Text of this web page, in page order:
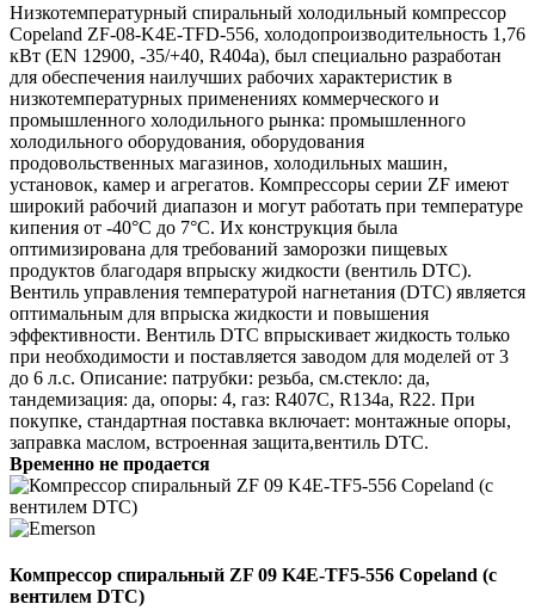
Низкотемпературный спиральный холодильный компрессор
Copeland ZF-08-K4E-TFD-556, холодопроизводительность 1,76
кВт (EN 12900, -35/+40, R404a), был специально разработан
для обеспечения наилучших рабочих характеристик в
низкотемпературных применениях коммерческого и
промышленного холодильного рынка: промышленного
холодильного оборудования, оборудования
продовольственных магазинов, холодильных машин,
установок, камер и агрегатов. Компрессоры серии ZF имеют
широкий рабочий диапазон и могут работать при температуре
кипения от -40°C до 7°C. Их конструкция была
оптимизирована для требований заморозки пищевых
продуктов благодаря впрыску жидкости (вентиль DTC).
Вентиль управления температурой нагнетания (DTC) является
оптимальным для впрыска жидкости и повышения
эффективности. Вентиль DTC впрыскивает жидкость только
при необходимости и поставляется заводом для моделей от 3
до 6 л.с. Описание: патрубки: резьба, см.стекло: да,
тандемизация: да, опоры: 4, газ: R407C, R134a, R22. При
покупке, стандартная поставка включает: монтажные опоры,
заправка маслом, встроенная защита,вентиль DTC.
Временно не продается
Компрессор спиральный ZF 09 K4E-TF5-556 Copeland (с
вентилем DTC)